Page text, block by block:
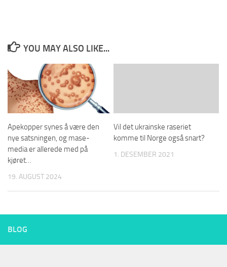
YOU MAY ALSO LIKE...
Apekopper synes å være den
nye satsningen, og mase-
media er allerede med på
kjøret…
19. AUGUST 2024
Vil det ukrainske raseriet
komme til Norge også snart?
1. DESEMBER 2021
BLOG